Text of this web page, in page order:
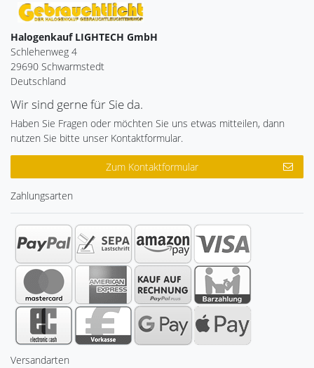
Halogenkauf LIGHTECH GmbH
Schlehenweg 4
29690 Schwarmstedt
Deutschland
Wir sind gerne für Sie da.
Haben Sie Fragen oder möchten Sie uns etwas mitteilen, dann
nutzen Sie bitte unser Kontaktformular.
Zum Kontaktformular
Zahlungsarten
Versandarten